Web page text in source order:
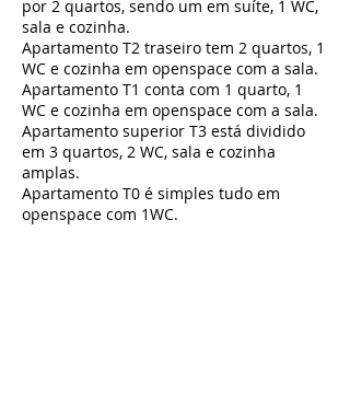
por 2 quartos, sendo um em suíte, 1 WC,
sala e cozinha.
Apartamento T2 traseiro tem 2 quartos, 1
WC e cozinha em openspace com a sala.
Apartamento T1 conta com 1 quarto, 1
WC e cozinha em openspace com a sala.
Apartamento superior T3 está dividido
em 3 quartos, 2 WC, sala e cozinha
amplas.
Apartamento T0 é simples tudo em
openspace com 1WC.